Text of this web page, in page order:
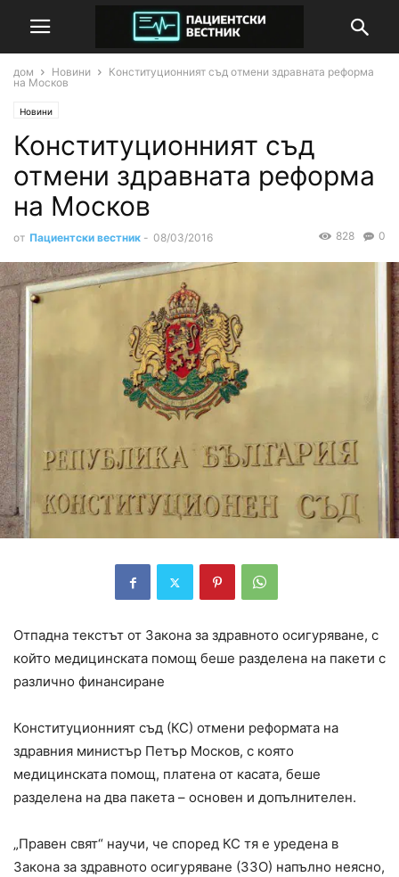
дом Новини
Конституционният съд отмени здравната реформа
на Москов
Новини
Конституционният съд
отмени здравната реформа
на Москов
от Пациентски вестник - 08/03/2016 0
828
Отпадна текстът от Закона за здравното осигуряване, с
който медицинската помощ беше разделена на пакети с
различно финансиране
Конституционният съд (КС) отмени реформата на
здравния министър Петър Москов, с която
медицинската помощ, платена от касата, беше
разделена на два пакета – основен и допълнителен.
„Правен свят“ научи, че според КС тя е уредена в
Закона за здравното осигуряване (ЗЗО) напълно неясно,